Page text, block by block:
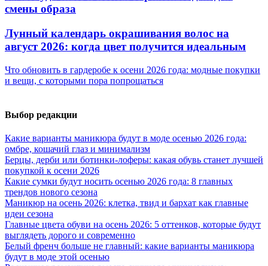
смены образа
Лунный календарь окрашивания волос на
август 2026: когда цвет получится идеальным
Что обновить в гардеробе к осени 2026 года: модные покупки
и вещи, с которыми пора попрощаться
Выбор редакции
Какие варианты маникюра будут в моде осенью 2026 года:
омбре, кошачий глаз и минимализм
Берцы, дерби или ботинки-лоферы: какая обувь станет лучшей
покупкой к осени 2026
Какие сумки будут носить осенью 2026 года: 8 главных
трендов нового сезона
Маникюр на осень 2026: клетка, твид и бархат как главные
идеи сезона
Главные цвета обуви на осень 2026: 5 оттенков, которые будут
выглядеть дорого и современно
Белый френч больше не главный: какие варианты маникюра
будут в моде этой осенью